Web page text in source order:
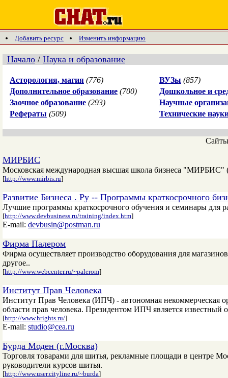
Добавить ресурс Изменить информацию
Начало / Наука и образование
Асторология, магия (776) ВУЗы (857)
Дополнительное образование (700)
Дошкольное и
Заочное образование (293)
Научные
Рефераты (509) Технические
МИРБИС
Московская международная высшая школа бизнеса "МИРБИС"
[http://www.mirbis.ru]
Развитие Бизнеса . Ру -- Программы краткосрочного
Лучшие программы краткосрочного обучения и семинары для
[http://www.devbusiness.ru/training/index.htm]
E-mail: devbusin@postman.ru
Фирма Палером
Фирма осуществляет производство оборудования для
другое..
[http://www.webcenter.ru/~palerom]
Институт Прав Человека
Институт Прав Человека (ИПЧ) - автономная некоммерческая
области прав человека. Президентом ИПЧ является
[http://www.hrights.ru/]
E-mail: studio@cea.ru
Бурда Моден (г.Москва)
Торговля товарами для шитья, рекламные площади в центре
руководители курсов шитья.
[http://www.user.cityline.ru/~burda]